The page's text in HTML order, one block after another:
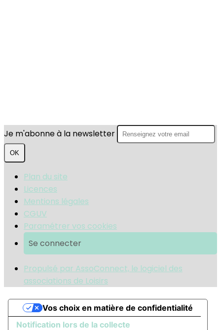
Je m'abonne à la newsletter
OK
Plan du site
Licences
Mentions légales
CGUV
Paramétrer vos cookies
Se connecter
Propulsé par AssoConnect, le logiciel des
associations de Loisirs
Notification lors de la collecte
Vos choix en matière de confidentialité